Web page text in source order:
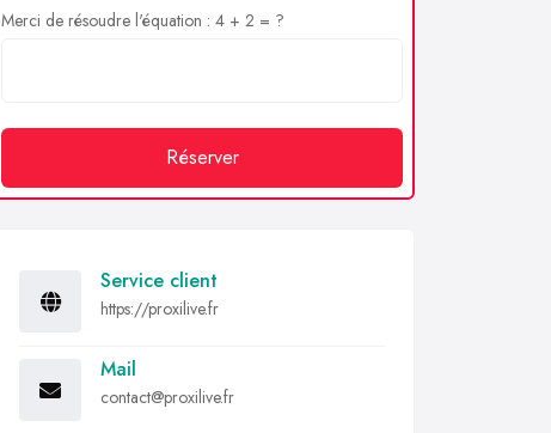
Merci de résoudre l'équation : 4 + 2 = ?
Réserver
Service client
https://proxilive.fr
Mail
contact@proxilive.fr